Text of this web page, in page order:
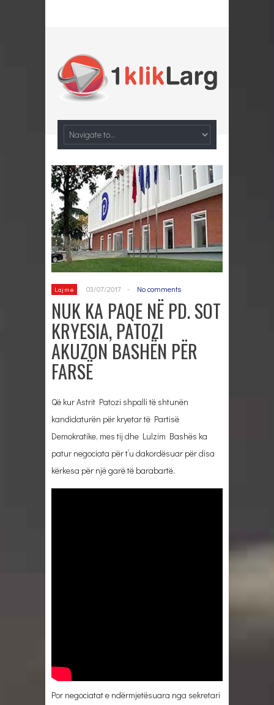
Lajme 03/07/2017 - No comments
NUK KA PAQE NË PD. SOT
KRYESIA, PATOZI
AKUZON BASHËN PËR
FARSË
Që kur Astrit Patozi shpalli të shtunën
kandidaturën për kryetar të Partisë
Demokratike, mes tij dhe Lulzim Bashës ka
patur negociata për t’u dakordësuar për disa
kërkesa për një garë të barabartë.
Por negociatat e ndërmjetësuara nga sekretari